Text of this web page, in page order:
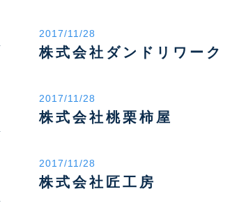
2017/11/28
株式会社ダンドリワーク
2017/11/28
株式会社桃栗柿屋
2017/11/28
株式会社匠工房